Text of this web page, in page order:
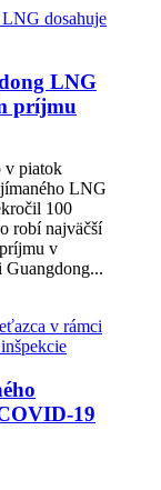
LNG
príjmu
v piatok
LNG
100
robí najväčší
v
19